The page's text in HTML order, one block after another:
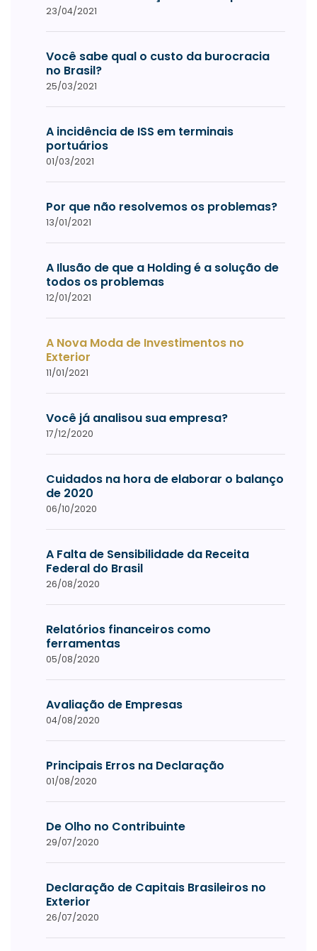
23/04/2021
Você sabe qual o custo da burocracia
no Brasil?
25/03/2021
A incidência de ISS em terminais
portuários
01/03/2021
Por que não resolvemos os problemas?
13/01/2021
A Ilusão de que a Holding é a solução de
todos os problemas
12/01/2021
A Nova Moda de Investimentos no
Exterior
11/01/2021
Você já analisou sua empresa?
17/12/2020
Cuidados na hora de elaborar o balanço
de 2020
06/10/2020
A Falta de Sensibilidade da Receita
Federal do Brasil
26/08/2020
Relatórios financeiros como
ferramentas
05/08/2020
Avaliação de Empresas
04/08/2020
Principais Erros na Declaração
01/08/2020
De Olho no Contribuinte
29/07/2020
Declaração de Capitais Brasileiros no
Exterior
26/07/2020